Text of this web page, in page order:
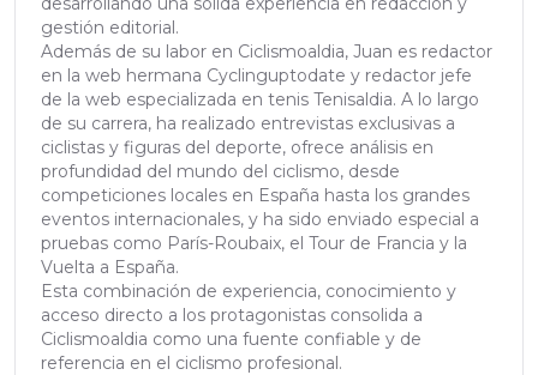
gestión editorial.
Además de su labor en Ciclismoaldia, Juan es redactor
en la web hermana Cyclinguptodate y redactor jefe
de la web especializada en tenis Tenisaldia. A lo largo
de su carrera, ha realizado entrevistas exclusivas a
ciclistas y figuras del deporte, ofrece análisis en
profundidad del mundo del ciclismo, desde
competiciones locales en España hasta los grandes
eventos internacionales, y ha sido enviado especial a
pruebas como París-Roubaix, el Tour de Francia y la
Vuelta a España.
Esta combinación de experiencia, conocimiento y
acceso directo a los protagonistas consolida a
Ciclismoaldia como una fuente confiable y de
referencia en el ciclismo profesional.